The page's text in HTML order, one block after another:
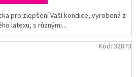
pro zlepšení Vaší kondice, vyrobená z
latexu, s různými...
Kód: 32873